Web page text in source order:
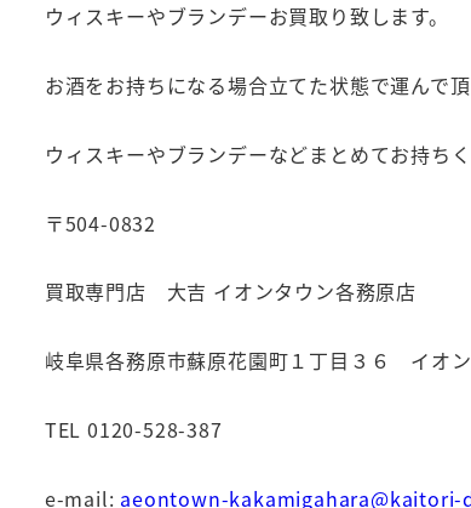
ウィスキーやブランデーお買取り致します。
お酒をお持ちになる場合立てた状態で運んで
ウィスキーやブランデーなどまとめてお持ちく
〒504-0832
買取専門店 大吉 イオンタウン各務原店
岐阜県各務原市蘇原花園町１丁目３６ イオ
TEL 0120-528-387
e-mail: aeontown-kakamigahara@kaitori-